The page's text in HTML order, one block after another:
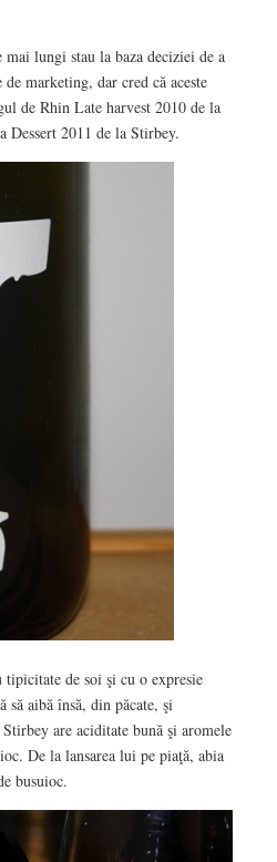
lungi stau la baza deciziei de a
marketing, dar cred că aceste
de Rhin Late harvest 2010 de la
Dessert 2011 de la Stirbey.
de soi şi cu o expresie
să aibă însă, din păcate, şi
are aciditate bună şi aromele
De la lansarea lui pe piaţă, abia
busuioc.